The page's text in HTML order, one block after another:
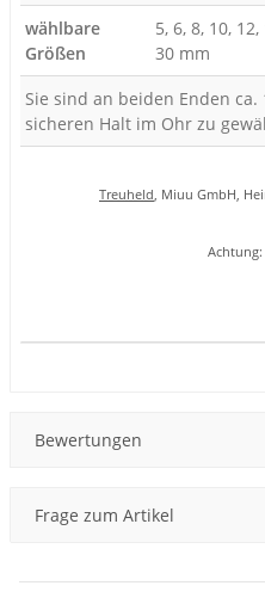
wählbare
Größen
5, 6, 8, 10,
30 mm
Sie sind an beiden Enden
sicheren Halt im Ohr zu
Treuheld, Miuu GmbH,
Bewertungen
Frage zum Artikel